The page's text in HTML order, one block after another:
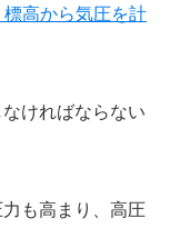
高から気圧を計
ければならない
も高まり、高圧